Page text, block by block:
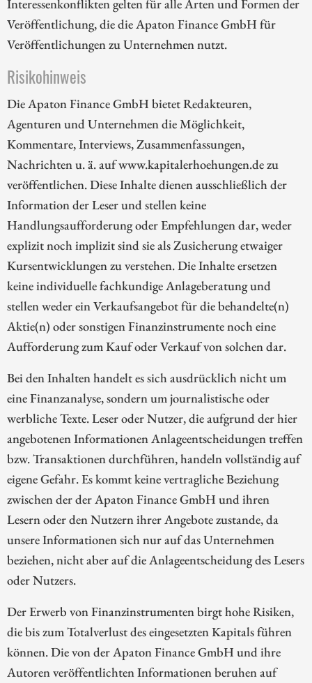
Interessenkonflikten gelten für alle Arten und Formen der
Veröffentlichung, die die Apaton Finance GmbH für
Veröffentlichungen zu Unternehmen nutzt.
Risikohinweis
Die Apaton Finance GmbH bietet Redakteuren,
Agenturen und Unternehmen die Möglichkeit,
Kommentare, Interviews, Zusammenfassungen,
Nachrichten u. ä. auf www.kapitalerhoehungen.de zu
veröffentlichen. Diese Inhalte dienen ausschließlich der
Information der Leser und stellen keine
Handlungsaufforderung oder Empfehlungen dar, weder
explizit noch implizit sind sie als Zusicherung etwaiger
Kursentwicklungen zu verstehen. Die Inhalte ersetzen
keine individuelle fachkundige Anlageberatung und
stellen weder ein Verkaufsangebot für die behandelte(n)
Aktie(n) oder sonstigen Finanzinstrumente noch eine
Aufforderung zum Kauf oder Verkauf von solchen dar.
Bei den Inhalten handelt es sich ausdrücklich nicht um
eine Finanzanalyse, sondern um journalistische oder
werbliche Texte. Leser oder Nutzer, die aufgrund der hier
angebotenen Informationen Anlageentscheidungen treffen
bzw. Transaktionen durchführen, handeln vollständig auf
eigene Gefahr. Es kommt keine vertragliche Beziehung
zwischen der der Apaton Finance GmbH und ihren
Lesern oder den Nutzern ihrer Angebote zustande, da
unsere Informationen sich nur auf das Unternehmen
beziehen, nicht aber auf die Anlageentscheidung des Lesers
oder Nutzers.
Der Erwerb von Finanzinstrumenten birgt hohe Risiken,
die bis zum Totalverlust des eingesetzten Kapitals führen
können. Die von der Apaton Finance GmbH und ihre
Autoren veröffentlichten Informationen beruhen auf